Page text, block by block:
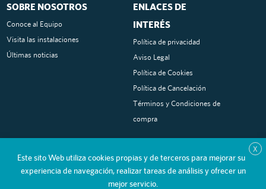
SOBRE NOSOTROS
Conoce al Equipo
Visita las instalaciones
Últimas noticias
ENLACES DE
INTERÉS
Política de privacidad
Aviso Legal
Política de Cookies
Política de Cancelación
Términos y Condiciones de
compra
Tel:
660 849 271/91 715
45 54
X
Este sito Web utiliza cookies propias y de terceros para mejorar su
experiencia de navegación, realizar tareas de análisis y ofrecer un
mejor servicio.